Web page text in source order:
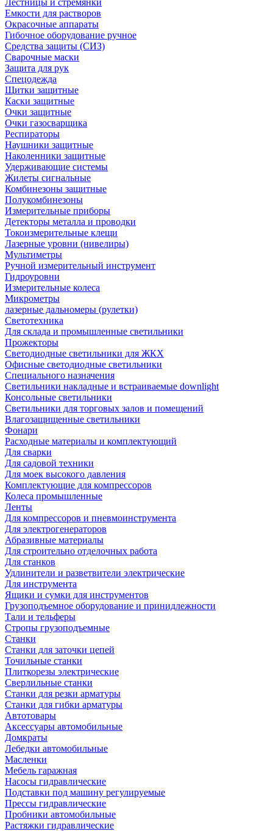
Лестницы и стремянки
Емкости для растворов
Окрасочные аппараты
Гибочное оборудование ручное
Средства защиты (СИЗ)
Сварочные маски
Защита для рук
Спецодежда
Щитки защитные
Каски защитные
Очки защитные
Очки газосварщика
Респираторы
Наушники защитные
Наколенники защитные
Удерживающие системы
Жилеты сигнальные
Комбинезоны защитные
Полукомбинезоны
Измерительные приборы
Детекторы металла и проводки
Токоизмерительные клещи
Лазерные уровни (нивелиры)
Мультиметры
Ручной измерительный инструмент
Гидроуровни
Измерительные колеса
Микрометры
лазерные дальномеры (рулетки)
Светотехника
Для склада и промышленные светильники
Прожекторы
Светодиодные светильники для ЖКХ
Офисные светодиодные светильники
Специального назначения
Светильники накладные и встраиваемые downlight
Консольные светильники
Светильники для торговых залов и помещений
Влагозащищенные светильники
Фонари
Расходные материалы и комплектующий
Для сварки
Для садовой техники
Для моек высокого давления
Комплектующие для компрессоров
Колеса промышленные
Ленты
Для компрессоров и пневмоинструмента
Для электрогенераторов
Абразивные материалы
Для строительно отделочных работа
Для станков
Удлинители и разветвители электрические
Для инструмента
Ящики и сумки для инструментов
Грузоподъемное оборудование и принидлежности
Тали и тельферы
Стропы грузоподъемные
Станки
Станки для заточки цепей
Точильные станки
Плиткорезы электрические
Сверлильные станки
Станки для резки арматуры
Станки для гибки арматуры
Автотовары
Аксессуары автомобильные
Домкраты
Лебедки автомобильные
Масленки
Мебель гаражная
Насосы гидравлические
Подставки под машину регулируемые
Прессы гидравлические
Пробники автомобильные
Растяжки гидравлические